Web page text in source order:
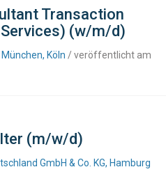
Transaction
(w/m/d)
Köln / veröffentlicht am
(m/w/d)
GmbH & Co. KG, Hamburg